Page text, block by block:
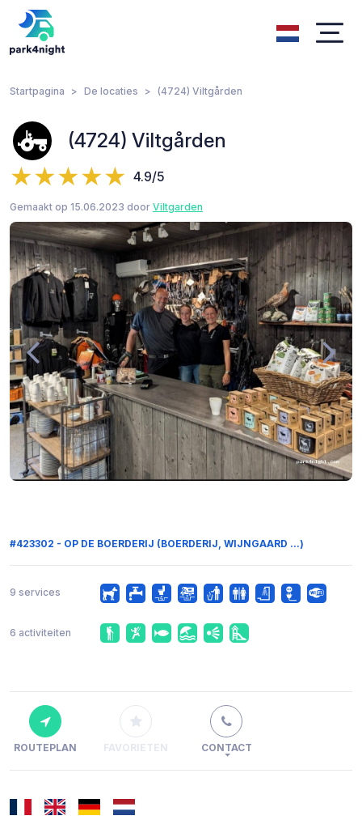
Startpagina De locaties (4724) Viltgården
(4724) Viltgården
4.9/5
Gemaakt op 15.06.2023 door Viltgarden
#423302 - OP DE BOERDERIJ (BOERDERIJ, WIJNGAARD ...)
9 services
6 activiteiten
ROUTEPLAN FAVORIETEN CONTACT